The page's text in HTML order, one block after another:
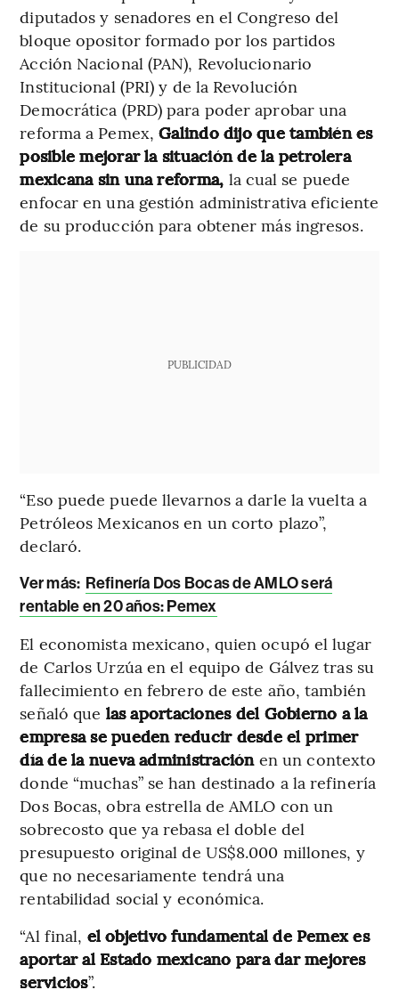
diputados y senadores en el Congreso del
bloque opositor formado por los partidos
Acción Nacional (PAN), Revolucionario
Institucional (PRI) y de la Revolución
Democrática (PRD) para poder aprobar una
reforma a Pemex,Galindo dijo que también es
posible mejorar la situación de la petrolera
mexicana sin una reforma, la cual se puede
enfocar en una gestión administrativa eficiente
de su producción para obtener más ingresos.
PUBLICIDAD
“Eso puede puede llevarnos a darle la vuelta a
Petróleos Mexicanos en un corto plazo”,
declaró.
Ver más: Refinería Dos Bocas de AMLO será
rentable en 20 años: Pemex
El economista mexicano, quien ocupó el lugar
de Carlos Urzúa en el equipo de Gálvez tras su
fallecimiento en febrero de este año, también
señaló que las aportaciones del Gobierno a la
empresa se pueden reducir desde el primer
día de la nueva administración en un contexto
donde “muchas” se han destinado a la refinería
Dos Bocas, obra estrella de AMLO con un
sobrecosto que ya rebasa el doble del
presupuesto original de US$8.000 millones, y
que no necesariamente tendrá una
rentabilidad social y económica.
“Al final, el objetivo fundamental de Pemex es
aportar al Estado mexicano para dar mejores
servicios”.